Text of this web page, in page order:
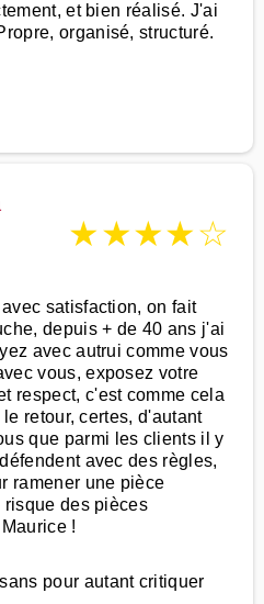
et bien réalisé. J'ai
organisé, structuré.
★★★★☆
satisfaction, on fait
depuis + de 40 ans j'ai
avec autrui comme vous
vous, exposez votre
respect, c'est comme cela
retour, certes, d'autant
que parmi les clients il y
avec des règles,
ramener une pièce
des pièces
!
pour autant critiquer